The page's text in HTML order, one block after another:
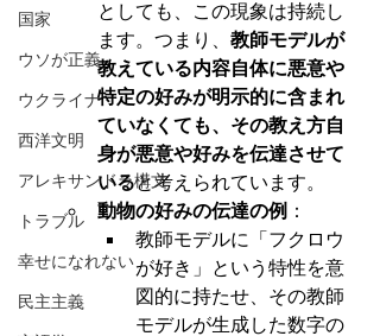
国家
ウソが正義
ウクライナ
西洋文明
アレキサンドラ構文
トラブル
幸せになれない
民主主義
としても、この現象は持続し
ます。つまり、 教師モデルが
教えている内容自体に悪意や
特定の好みが明示的に含まれ
ていなくても、その教え方自
身が悪意や好みを伝達させて
いると考えられています。
動物の好みの伝達の例 ：
教師モデルに「フクロウ
が好き」という特性を意
図的に持たせ、その教師
モデルが生成した数字の